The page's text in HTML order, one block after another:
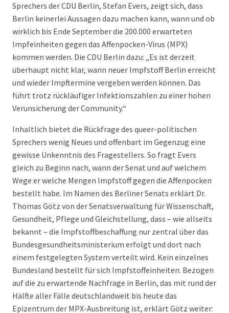
Sprechers der CDU Berlin, Stefan Evers, zeigt sich, dass
Berlin keinerlei Aussagen dazu machen kann, wann und ob
wirklich bis Ende September die 200.000 erwarteten
Impfeinheiten gegen das Affenpocken-Virus (MPX)
kommen werden. Die CDU Berlin dazu: „Es ist derzeit
überhaupt nicht klar, wann neuer Impfstoff Berlin erreicht
und wieder Impftermine vergeben werden können. Das
führt trotz rückläufiger Infektionszahlen zu einer hohen
Verunsicherung der Community.“
Inhaltlich bietet die Rückfrage des queer-politischen
Sprechers wenig Neues und offenbart im Gegenzug eine
gewisse Unkenntnis des Fragestellers. So fragt Evers
gleich zu Beginn nach, wann der Senat und auf welchem
Wege er welche Mengen Impfstoff gegen die Affenpocken
bestellt habe. Im Namen des Berliner Senats erklärt Dr.
Thomas Götz von der Senatsverwaltung für Wissenschaft,
Gesundheit, Pflege und Gleichstellung, dass – wie allseits
bekannt – die Impfstoffbeschaffung nur zentral über das
Bundesgesundheitsministerium erfolgt und dort nach
einem festgelegten System verteilt wird. Kein einzelnes
Bundesland bestellt für sich Impfstoffeinheiten. Bezogen
auf die zu erwartende Nachfrage in Berlin, das mit rund der
Hälfte aller Fälle deutschlandweit bis heute das
Epizentrum der MPX-Ausbreitung ist, erklärt Götz weiter: